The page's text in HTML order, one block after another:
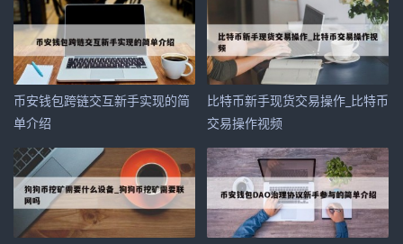
币安钱包跨链交互新手实现的简
单介绍
比特币新手现货交易操作_比特币
交易操作视频